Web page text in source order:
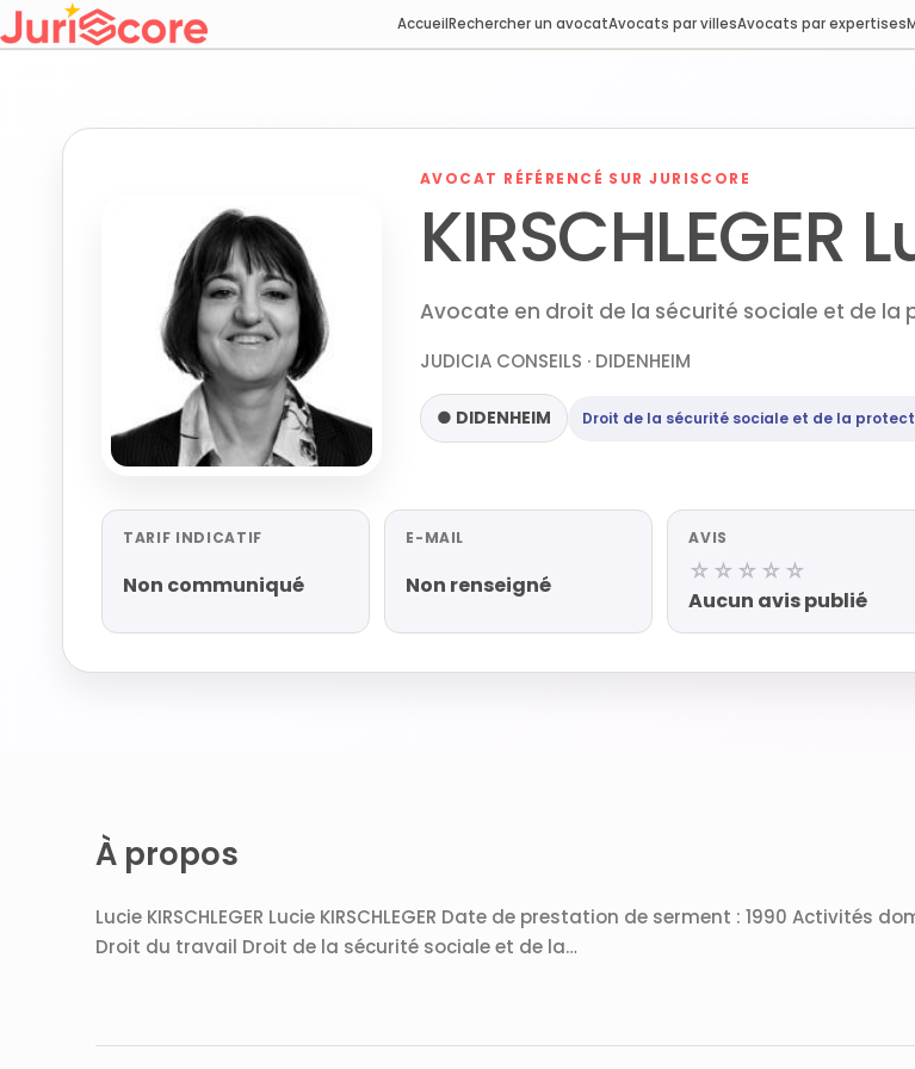
AccueilRechercher un avocatAvocats par villesAvocats par expertises
AVOCAT RÉFÉRENCÉ SUR JURISCORE
KIRSCHLEGER
Avocate en droit de la sécurité sociale et de la
JUDICIA CONSEILS · DIDENHEIM
● DIDENHEIM Droit de la sécurité sociale et de la
TARIF INDICATIF
Non communiqué
E-MAIL
Non renseigné
AVIS
☆☆☆☆☆
Aucun avis publié
À propos
Lucie KIRSCHLEGER Lucie KIRSCHLEGER Date de prestation de serment : 1990 Activités
Droit du travail Droit de la sécurité sociale et de la…